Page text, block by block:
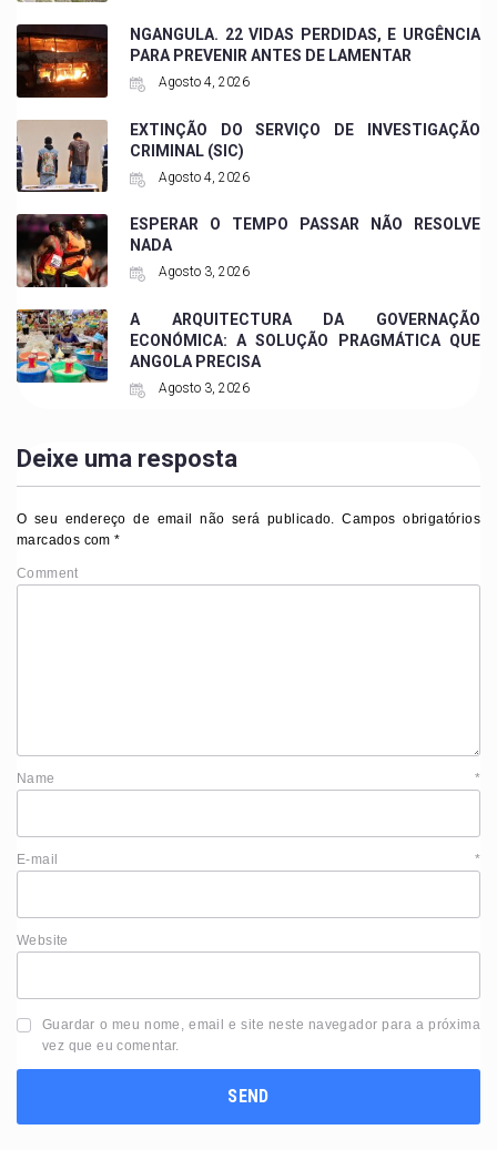
NGANGULA. 22 VIDAS PERDIDAS, E URGÊNCIA
PARA PREVENIR ANTES DE LAMENTAR
Agosto 4, 2026
EXTINÇÃO DO SERVIÇO DE INVESTIGAÇÃO
CRIMINAL (SIC)
Agosto 4, 2026
ESPERAR O TEMPO PASSAR NÃO RESOLVE
NADA
Agosto 3, 2026
A ARQUITECTURA DA GOVERNAÇÃO
ECONÓMICA: A SOLUÇÃO PRAGMÁTICA QUE
ANGOLA PRECISA
Agosto 3, 2026
Deixe uma resposta
O seu endereço de email não será publicado. Campos obrigatórios
marcados com*
Comment
Name *
E-mail *
Website
Guardar o meu nome, email e site neste navegador para a próxima
vez que eu comentar.